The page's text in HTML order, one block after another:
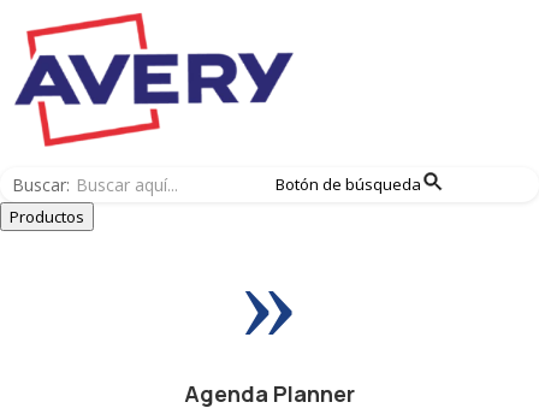
Buscar:
Botón de búsqueda
Productos
»
Agenda Planner